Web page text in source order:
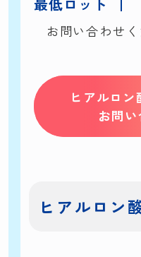
最低ロット
お問い合わせ
ヒアルロ
お問
ヒアルロン